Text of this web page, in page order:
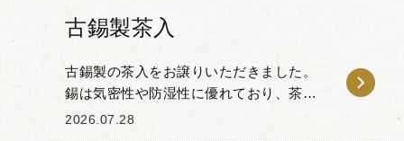
古錫製茶入
古錫製の茶入をお譲りいただきました。
錫は気密性や防湿性に優れており、茶葉
の風味や香りを保ちやすいことから、古
2026.07.28